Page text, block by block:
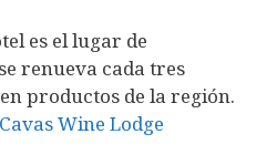
es el lugar de
renueva cada tres
productos de la región.
Cavas Wine Lodge